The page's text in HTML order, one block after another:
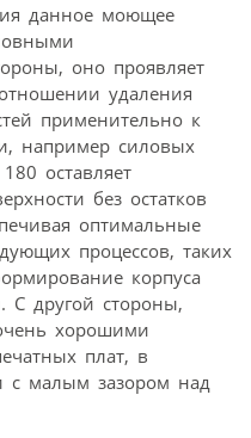
данное моющее
оно проявляет
удаления
применительно к
например силовых
оставляет
без остатков
оптимальные
процессов, таких
корпуса
С другой стороны,
хорошими
плат, в
с малым зазором над